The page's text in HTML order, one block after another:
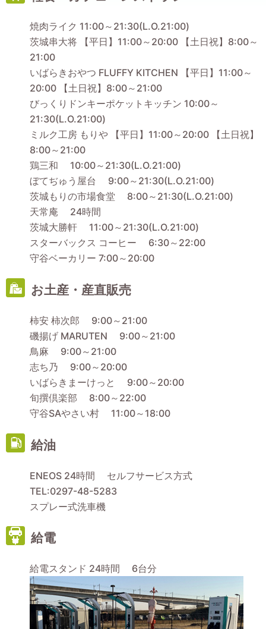
焼肉ライク 11:00～21:30(L.O.21:00)
茨城串大将 【平日】11:00～20:00 【土日祝】8:00～
21:00
いばらきおやつ FLUFFY KITCHEN 【平日】11:00～
20:00 【土日祝】8:00～21:00
びっくりドンキーポケットキッチン 10:00～
21:30(L.O.21:00)
ミルク工房 もりや 【平日】11:00～20:00 【土日祝】
8:00～21:00
鶏三和 10:00～21:30(L.O.21:00)
ぼてぢゅう屋台 9:00～21:30(L.O.21:00)
茨城もりの市場食堂 8:00～21:30(L.O.21:00)
天常庵 24時間
茨城大勝軒 11:00～21:30(L.O.21:00)
スターバックス コーヒー 6:30～22:00
守谷ベーカリー 7:00～20:00
お土産・産直販売
柿安 柿次郎 9:00～21:00
磯揚げ MARUTEN 9:00～21:00
鳥麻 9:00～21:00
志ち乃 9:00～20:00
いばらきまーけっと 9:00～20:00
旬撰倶楽部 8:00～22:00
守谷SAやさい村 11:00～18:00
給油
ENEOS 24時間 セルフサービス方式
TEL:0297-48-5283
スプレー式洗車機
給電
給電スタンド 24時間 6台分